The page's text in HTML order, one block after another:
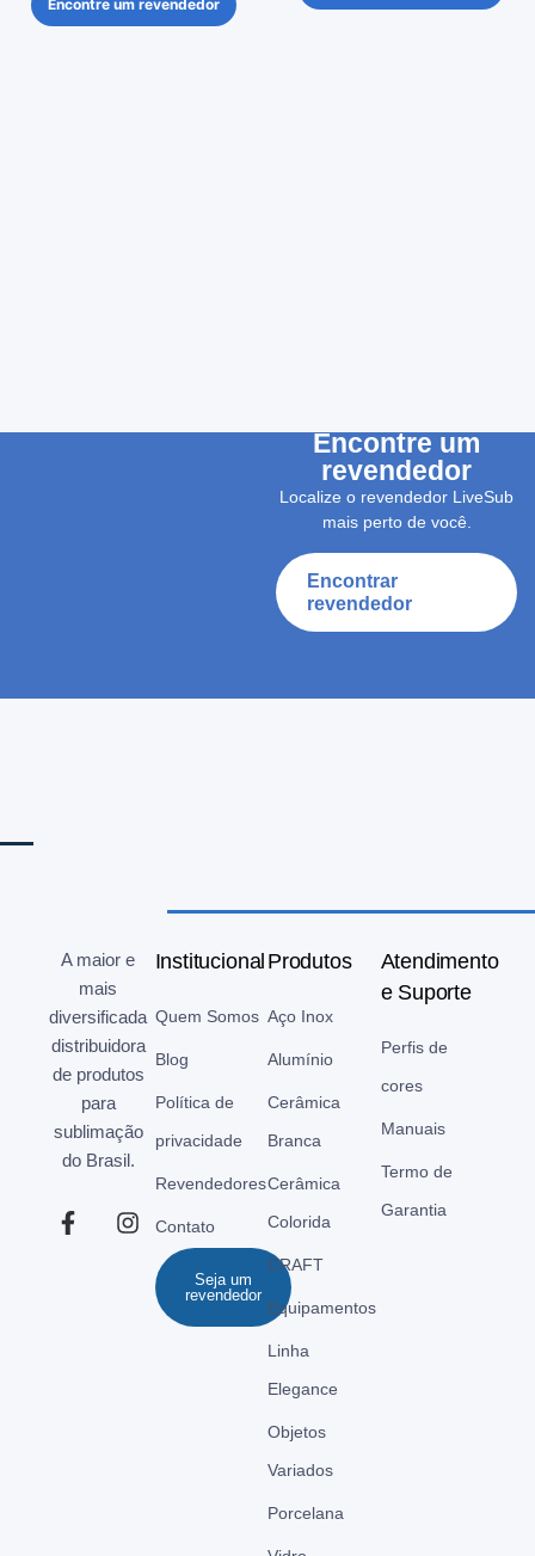
Encontre um revendedor
Encontre um
revendedor
Localize o revendedor LiveSub
mais perto de você.
Encontrar
revendedor
A maior e
mais
diversificada
distribuidora
de produtos
para
sublimação
do Brasil.
Institucional
Quem Somos
Blog
Política de
privacidade
Revendedores
Contato
Seja um
revendedor
Produtos
Aço Inox
Alumínio
Cerâmica
Branca
Cerâmica
Colorida
CRAFT
Equipamentos
Linha
Elegance
Objetos
Variados
Porcelana
Atendimento
e Suporte
Perfis de
cores
Manuais
Termo de
Garantia